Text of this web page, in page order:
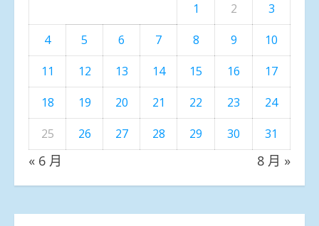
1 2
3
4
5 6 7 8 9
10
11
12 13 14 15 16
17
18
19 20 21 22 23
24
25
26 27 28 29 30 31
« 6 月 8 月 »